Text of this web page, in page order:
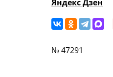
Яндекс Дзен
№ 47291